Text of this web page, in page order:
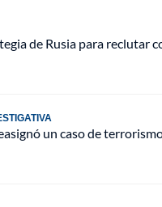
de Rusia para reclutar
un caso de